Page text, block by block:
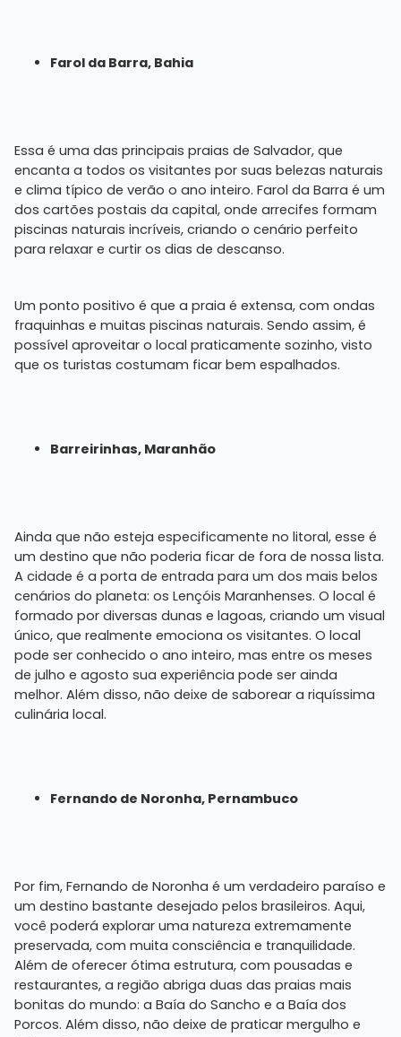
Farol da Barra, Bahia
Essa é uma das principais praias de Salvador, que
encanta a todos os visitantes por suas belezas naturais
e clima típico de verão o ano inteiro. Farol da Barra é um
dos cartões postais da capital, onde arrecifes formam
piscinas naturais incríveis, criando o cenário perfeito
para relaxar e curtir os dias de descanso.
Um ponto positivo é que a praia é extensa, com ondas
fraquinhas e muitas piscinas naturais. Sendo assim, é
possível aproveitar o local praticamente sozinho, visto
que os turistas costumam ficar bem espalhados.
Barreirinhas, Maranhão
Ainda que não esteja especificamente no litoral, esse é
um destino que não poderia ficar de fora de nossa lista.
A cidade é a porta de entrada para um dos mais belos
cenários do planeta: os Lençóis Maranhenses. O local é
formado por diversas dunas e lagoas, criando um visual
único, que realmente emociona os visitantes. O local
pode ser conhecido o ano inteiro, mas entre os meses
de julho e agosto sua experiência pode ser ainda
melhor. Além disso, não deixe de saborear a riquíssima
culinária local.
Fernando de Noronha, Pernambuco
Por fim, Fernando de Noronha é um verdadeiro paraíso e
um destino bastante desejado pelos brasileiros. Aqui,
você poderá explorar uma natureza extremamente
preservada, com muita consciência e tranquilidade.
Além de oferecer ótima estrutura, com pousadas e
restaurantes, a região abriga duas das praias mais
bonitas do mundo: a Baía do Sancho e a Baía dos
Porcos. Além disso, não deixe de praticar mergulho e